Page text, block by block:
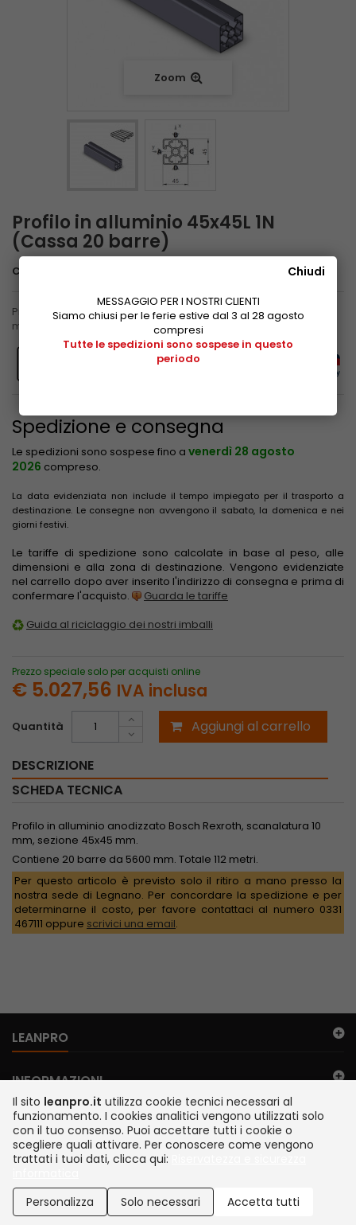
Chiudi
MESSAGGIO PER I NOSTRI CLIENTI
Siamo chiusi per le ferie estive dal 3 al 28 agosto
compresi
Tutte le spedizioni sono sospese in questo
periodo
Zoom
Profilo in alluminio 45x45L 1N
(Cassa 20 barre)
Codice
Profilo in alluminio anodizzato Bosch Rexroth, scanalatura 10
mm, sezione 45x45 mm. Totale 112 metri.
Spedizione e consegna
Le spedizioni sono sospese fino a venerdì 28 agosto
2026 compreso.
La data evidenziata non include il tempo impiegato per il trasporto a
destinazione. Le consegne non avvengono il sabato, la domenica e nei
giorni festivi.
Le tariffe di spedizione sono calcolate in base al peso, alle
dimensioni e alla zona di destinazione. Vengono evidenziate
nel carrello dopo aver inserito l'indirizzo di consegna e prima di
confermare l'acquisto.
Guarda le tariffe
Guida al riciclaggio dei nostri imballi
Prezzo speciale solo per acquisti online
€ 5.027,56 IVA inclusa
Quantità Aggiungi al carrello
DESCRIZIONE
SCHEDA TECNICA
Profilo in alluminio anodizzato Bosch Rexroth, scanalatura 10
mm, sezione 45x45 mm.
Contiene 20 barre da 5600 mm. Totale 112 metri.
Per questo articolo è previsto solo il ritiro a mano presso la
nostra sede di Legnano. Per concordare la spedizione e per
determinarne il costo, per favore contattaci al numero 0331
467111 oppure scrivici una email.
LEANPRO
INFORMAZIONI
©2026 TEMA S.r.l. Legnano Italia | via Juker 28 | P. IVA IT13112200152 |
SDI A4707H7 | Siamo presenti su MEPA
Sviluppato da Newbridge IT, Garavaglia Software e Tema S.r.l.
IL MIO ACCOUNT
FILO DIRETTO
Il sito leanpro.it utilizza cookie tecnici necessari al
funzionamento. I cookies analitici vengono utilizzati solo
con il tuo consenso. Puoi accettare tutti i cookie o
scegliere quali attivare. Per conoscere come vengono
trattati i tuoi dati, clicca qui:
Personalizza
Solo necessari Accetta tutti